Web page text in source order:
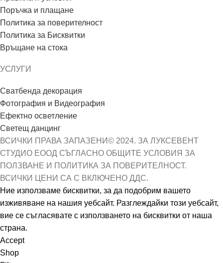
Поръчка и плащане
Политика за поверителност
Политика за Бисквитки
Връщане на стока
УСЛУГИ
Сватбенда декорация
Фотография и Видеография
Ефектно осветление
Светещ данцинг
ВСИЧКИ ПРАВА ЗАПАЗЕНИ© 2024. ЗА ЛУКСЕВЕНТ
СТУДИО ЕООД СЪГЛАСНО ОБЩИТЕ УСЛОВИЯ ЗА
ПОЛЗВАНЕ И ПОЛИТИКА ЗА ПОВЕРИТЕЛНОСТ.
ВСИЧКИ ЦЕНИ СА С ВКЛЮЧЕНО ДДС.
Ние използваме бисквитки, за да подобрим вашето
изживяване на нашия уебсайт. Разглеждайки този уебсайт,
вие се съгласявате с използването на бисквитки от наша
страна.
Accept
Shop